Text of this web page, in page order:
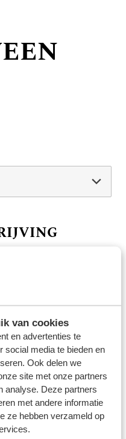
van cookies
en advertenties te
social media te bieden en
Ook delen we
site met onze partners
analyse. Deze partners
met andere informatie
ze hebben verzameld op
shirt kun jij altijd en
club is. Comfortabel
écht sc Heerenveen-
op de
de garderobe van
producten binnen 5
zijn per
retourneren van